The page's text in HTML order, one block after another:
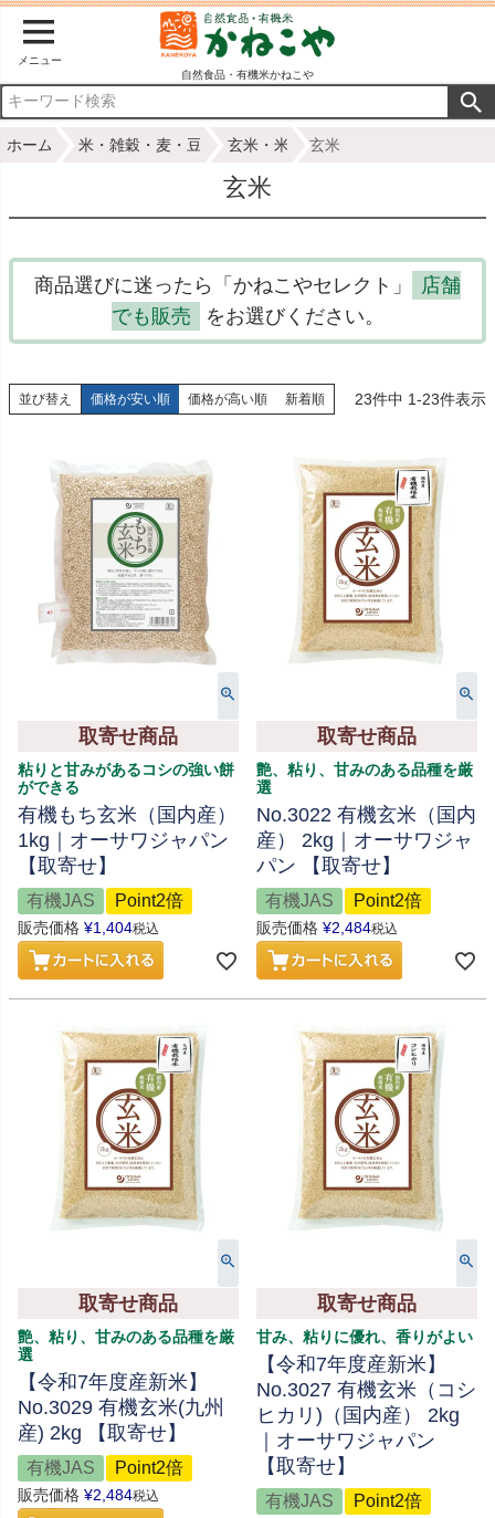
メニュー
自然食品・有機米かねこや
ホーム 米・雑穀・麦・豆 玄米・米 玄米
玄米
商品選びに迷ったら「かねこやセレクト」
店舗
でも販売
をお選びください。
並び替え 価格が安い順 価格が高い順 新着順 23件中 1-23件表示
取寄せ商品
粘りと甘みがあるコシの強い餅
ができる
有機もち玄米（国内産）
1kg｜オーサワジャパン
【取寄せ】
有機JAS Point2倍
販売価格 ¥1,404税込
取寄せ商品
艶、粘り、甘みのある品種を厳
選
No.3022 有機玄米（国内
産） 2kg｜オーサワジャ
パン 【取寄せ】
有機JAS Point2倍
販売価格 ¥2,484税込
取寄せ商品
艶、粘り、甘みのある品種を厳
選
【令和7年度産新米】
No.3029 有機玄米(九州
産) 2kg 【取寄せ】
有機JAS Point2倍
販売価格 ¥2,484税込
取寄せ商品
甘み、粘りに優れ、香りがよい
【令和7年度産新米】
No.3027 有機玄米（コシ
ヒカリ)（国内産） 2kg
｜オーサワジャパン
【取寄せ】
有機JAS Point2倍